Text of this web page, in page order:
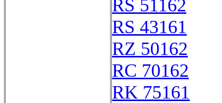
RS 51162
RS 43161
RZ 50162
RC 70162
RK 75161